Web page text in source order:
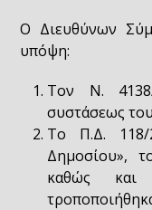
Ο Διευθύνων
υπόψη:
Τον Ν.
συστάσεως
Το Π.Δ. 118/
Δημοσίου»,
καθώς